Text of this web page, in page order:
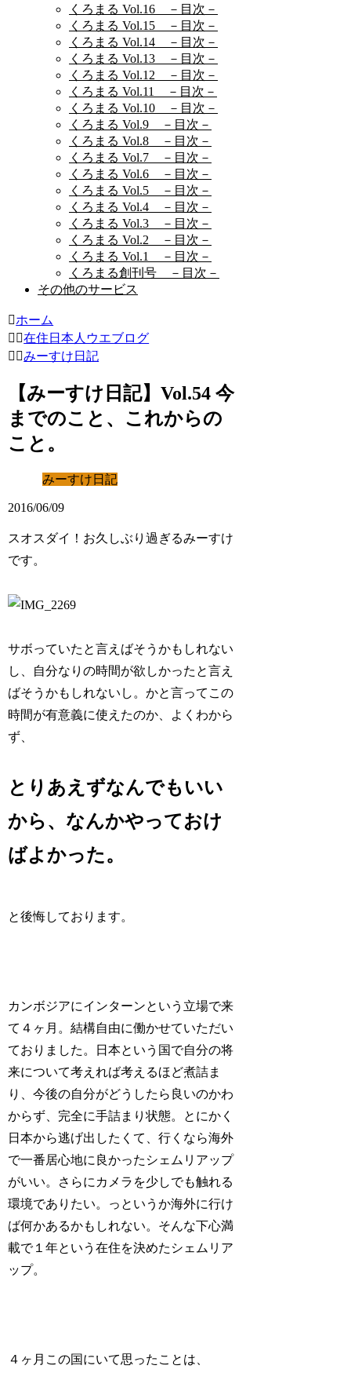
くろまる Vol.16 －目次－
くろまる Vol.15 －目次－
くろまる Vol.14 －目次－
くろまる Vol.13 －目次－
くろまる Vol.12 －目次－
くろまる Vol.11 －目次－
くろまる Vol.10 －目次－
くろまる Vol.9 －目次－
くろまる Vol.8 －目次－
くろまる Vol.7 －目次－
くろまる Vol.6 －目次－
くろまる Vol.5 －目次－
くろまる Vol.4 －目次－
くろまる Vol.3 －目次－
くろまる Vol.2 －目次－
くろまる Vol.1 －目次－
くろまる創刊号 －目次－
その他のサービス
ホーム
在住日本人ウエブログ
みーすけ日記
【みーすけ日記】Vol.54 今
までのこと、これからの
こと。
みーすけ日記
2016/06/09
スオスダイ！お久しぶり過ぎるみーすけ
です。
サボっていたと言えばそうかもしれない
し、自分なりの時間が欲しかったと言え
ばそうかもしれないし。かと言ってこの
時間が有意義に使えたのか、よくわから
ず、
とりあえずなんでもいい
から、なんかやっておけ
ばよかった。
と後悔しております。
カンボジアにインターンという立場で来
て４ヶ月。結構自由に働かせていただい
ておりました。日本という国で自分の将
来について考えれば考えるほど煮詰ま
り、今後の自分がどうしたら良いのかわ
からず、完全に手詰まり状態。とにかく
日本から逃げ出したくて、行くなら海外
で一番居心地に良かったシェムリアップ
がいい。さらにカメラを少しでも触れる
環境でありたい。っというか海外に行け
ば何かあるかもしれない。そんな下心満
載で１年という在住を決めたシェムリア
ップ。
４ヶ月この国にいて思ったことは、